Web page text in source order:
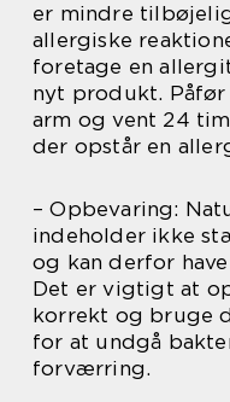
er mindre
allergiske
foretage en
nyt produkt.
arm og vent 24
der opstår en
– Opbevaring:
indeholder ikke
og kan derfor
Det er vigtigt at
korrekt og bruge
for at undgå
forværring.